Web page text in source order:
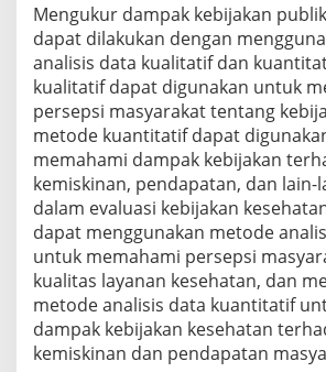
Mengukur dampak kebijakan
dapat dilakukan dengan
analisis data kualitatif dan
kualitatif dapat digunakan untuk
persepsi masyarakat tentang
metode kuantitatif dapat
memahami dampak kebijakan
kemiskinan, pendapatan, dan lain-
dalam evaluasi kebijakan
dapat menggunakan metode
untuk memahami persepsi
kualitas layanan kesehatan, dan
metode analisis data kuantitatif
dampak kebijakan kesehatan
kemiskinan dan pendapatan